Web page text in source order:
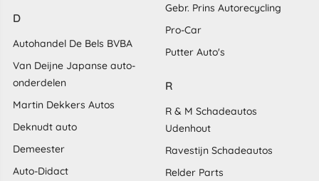
D
Autohandel De Bels BVBA
Van Deijne Japanse auto-
onderdelen
Martin Dekkers Autos
Deknudt auto
Demeester
Auto-Didact
Gebr. Prins Autorecycling
Pro-Car
Putter Auto's
R
R & M Schadeautos
Udenhout
Ravestijn Schadeautos
Relder Parts